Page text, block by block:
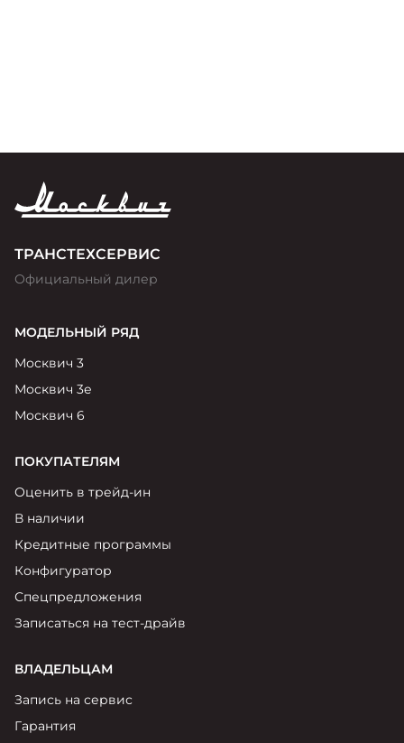
ТРАНСТЕХСЕРВИС
Официальный дилер
МОДЕЛЬНЫЙ РЯД
Москвич 3
Москвич 3е
Москвич 6
ПОКУПАТЕЛЯМ
Оценить в трейд-ин
В наличии
Кредитные программы
Конфигуратор
Спецпредложения
Записаться на тест-драйв
ВЛАДЕЛЬЦАМ
Запись на сервис
Гарантия